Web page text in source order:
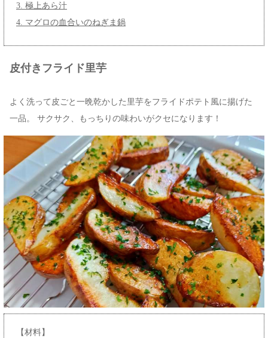
3. 極上あら汁
4. マグロの血合いのねぎま鍋
皮付きフライド里芋
よく洗って皮ごと一晩乾かした里芋をフライドポテト風に揚げた
一品。 サクサク、もっちりの味わいがクセになります！
【材料】